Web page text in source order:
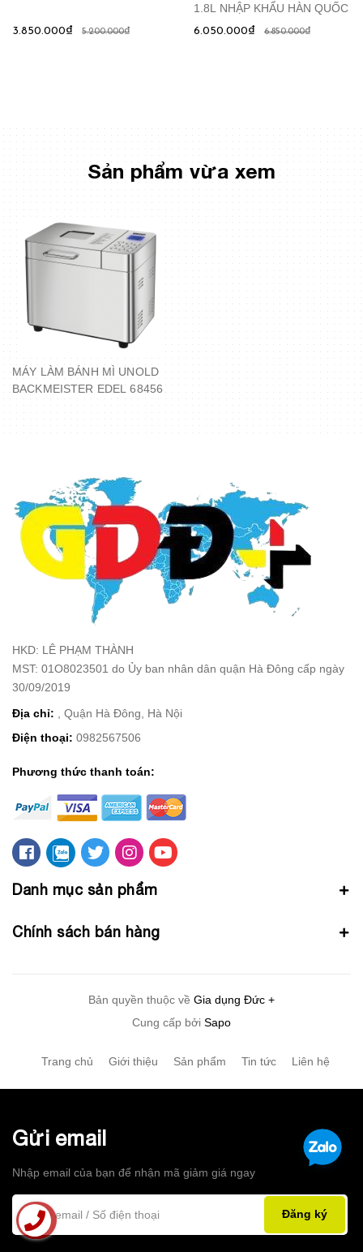
3.850.000₫ 5.200.000₫
1.8L NHẬP KHẨU HÀN QUỐC
6.050.000₫ 6.850.000₫
Sản phẩm vừa xem
MÁY LÀM BÁNH MÌ UNOLD
BACKMEISTER EDEL 68456
HKD: LÊ PHẠM THÀNH
MST: 01O8023501 do Ủy ban nhân dân quận Hà Đông cấp ngày
30/09/2019
Địa chỉ: , Quận Hà Đông, Hà Nội
Điện thoại: 0982567506
Phương thức thanh toán:
Danh mục sản phẩm
Chính sách bán hàng
Bản quyền thuộc về Gia dụng Đức +
Cung cấp bởi Sapo
Trang chủ Giới thiệu Sản phẩm Tin tức Liên hệ
Gửi email
Nhập email của bạn để nhận mã giảm giá ngay
Đăng ký